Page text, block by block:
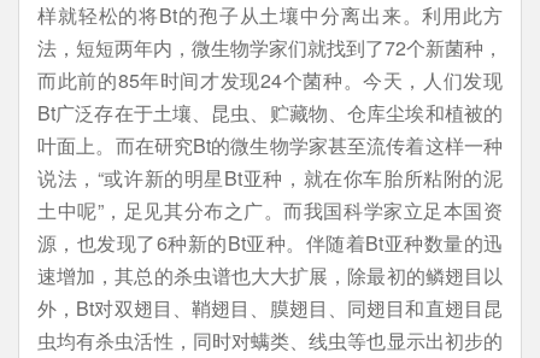
样就轻松的将Bt的孢子从土壤中分离出来。利用此方
法，短短两年内，微生物学家们就找到了72个新菌种，
而此前的85年时间才发现24个菌种。今天，人们发现
Bt广泛存在于土壤、昆虫、贮藏物、仓库尘埃和植被的
叶面上。而在研究Bt的微生物学家甚至流传着这样一种
说法，“或许新的明星Bt亚种，就在你车胎所粘附的泥
土中呢”，足见其分布之广。而我国科学家立足本国资
源，也发现了6种新的Bt亚种。伴随着Bt亚种数量的迅
速增加，其总的杀虫谱也大大扩展，除最初的鳞翅目以
外，Bt对双翅目、鞘翅目、膜翅目、同翅目和直翅目昆
虫均有杀虫活性，同时对螨类、线虫等也显示出初步的